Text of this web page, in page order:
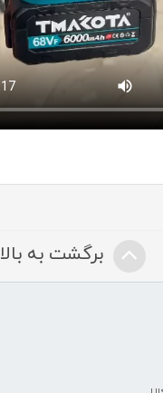
برگشت به بالا